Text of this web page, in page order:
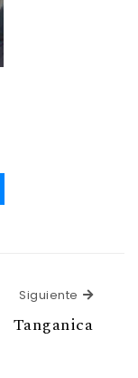
Siguiente
Tanganica